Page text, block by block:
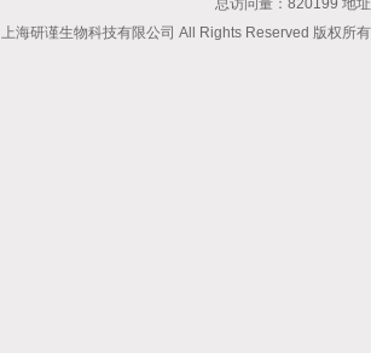
总访问量：820199 地
上海研谨生物科技有限公司 All Rights Reserved 版权所